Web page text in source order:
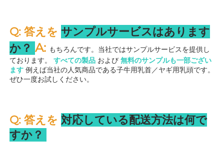
Q: 答えを サンプルサービスはあります
か？ A: もちろんです。当社ではサンプルサービスを提供し
ております。 すべての製品 および 無料のサンプルも一部ござい
ます 例えば当社の人気商品である子牛用乳首／ヤギ用乳頭です。
ぜひ一度お試しください。
Q: 答えを 対応している配送方法は何で
すか？